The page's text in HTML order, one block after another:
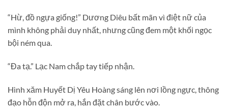
“Hừ, đồ ngựa giống!” Dương Diêu bất mãn vì điệt nữ của
mình không phải duy nhất, nhưng cũng đem một khối ngọc
bội ném qua.
“Đa tạ.” Lạc Nam chắp tay tiếp nhận.
Hình xăm Huyết Dị Yêu Hoàng sáng lên nơi lồng ngực, thông
đạo hỗn độn mở ra, hắn đặt chân bước vào.